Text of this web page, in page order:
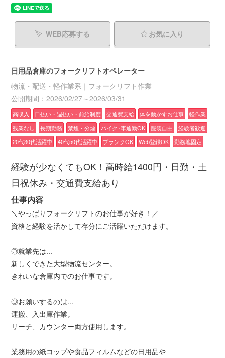
WEB応募する お気に入り
日用品倉庫のフォークリフトオペレーター
物流・配送・軽作業系｜フォークリフト作業
公開期間：2026/02/27～2026/03/31
高収入 日払い・週払い・前給制度 交通費支給 体を動かすお仕事
軽作業
残業なし
長期勤務 禁煙・分煙 バイク･車通勤OK 服装自由
経験者歓迎
20代30代活躍中
40代50代活躍中 ブランクOK Web登録OK 勤務地固定
経験が少なくてもOK！高時給1400円・日勤・土
日祝休み・交通費支給あり
仕事内容
＼やっぱりフォークリフトのお仕事が好き！／
資格と経験を活かして存分にご活躍いただけます。
◎就業先は...
新しくできた大型物流センター。
きれいな倉庫内でのお仕事です。
◎お願いするのは...
運搬、入出庫作業。
リーチ、カウンター両方使用します。
業務用の紙コップや食品フィルムなどの日用品や